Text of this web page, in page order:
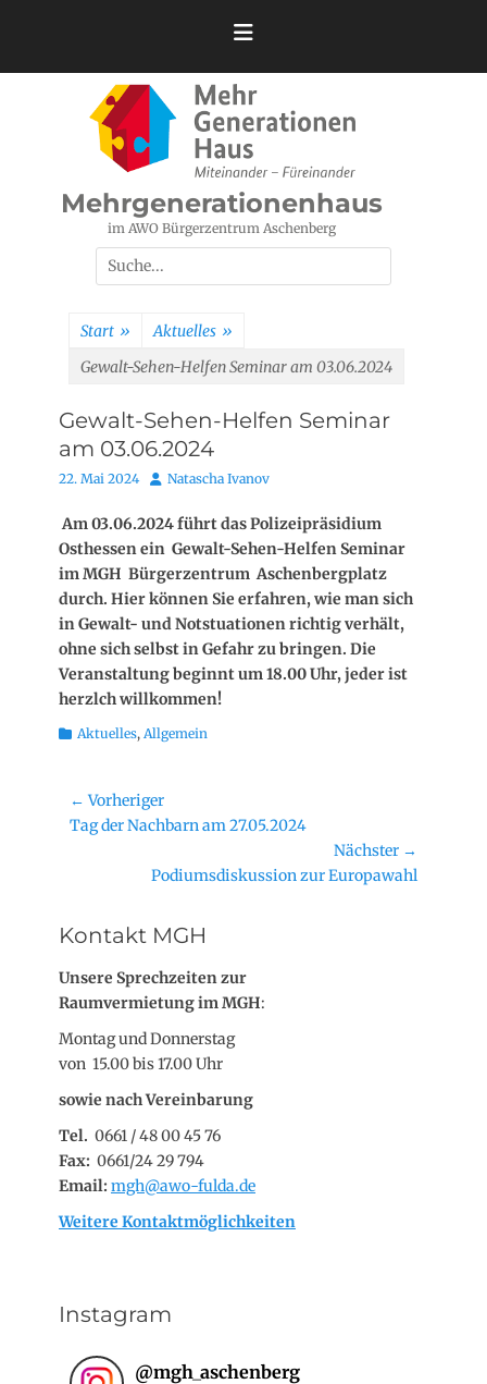
Mehrgenerationenhaus
im AWO Bürgerzentrum Aschenberg
Suchen
nach:
Start » Aktuelles »
Gewalt-Sehen-Helfen Seminar am 03.06.2024
Gewalt-Sehen-Helfen Seminar
am 03.06.2024
Posted
22. Mai 2024 AutorNatascha Ivanov
Am 03.06.2024 führt das Polizeipräsidium
Osthessen ein Gewalt-Sehen-Helfen Seminar
im MGH Bürgerzentrum Aschenbergplatz
durch. Hier können Sie erfahren, wie man sich
in Gewalt- und Notstuationen richtig verhält,
ohne sich selbst in Gefahr zu bringen. Die
Veranstaltung beginnt um18.00 Uhr, jeder ist
herzlch willkommen!
Kategorien
Aktuelles, Allgemein
Beitragsnavigation
← Vorheriger
Vorheriger
Tag der Nachbarn am 27.05.2024
Nächster →
Podiumsdiskussion zur Europawahl
Kontakt MGH
Unsere Sprechzeiten zur
Raumvermietung im MGH:
Montag und Donnerstag
von 15.00 bis 17.00 Uhr
sowie nach Vereinbarung
Tel. 0661 / 48 00 45 76
Fax: 0661/24 29 794
Email: mgh@awo-fulda.de
Weitere Kontaktmöglichkeiten
Instagram
@mgh_aschenberg